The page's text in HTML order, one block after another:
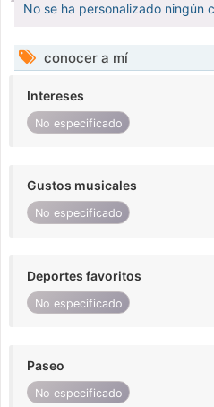
No se ha personalizado ningún
conocer a mí
Intereses
No especificado
Gustos musicales
No especificado
Deportes favoritos
No especificado
Paseo
No especificado